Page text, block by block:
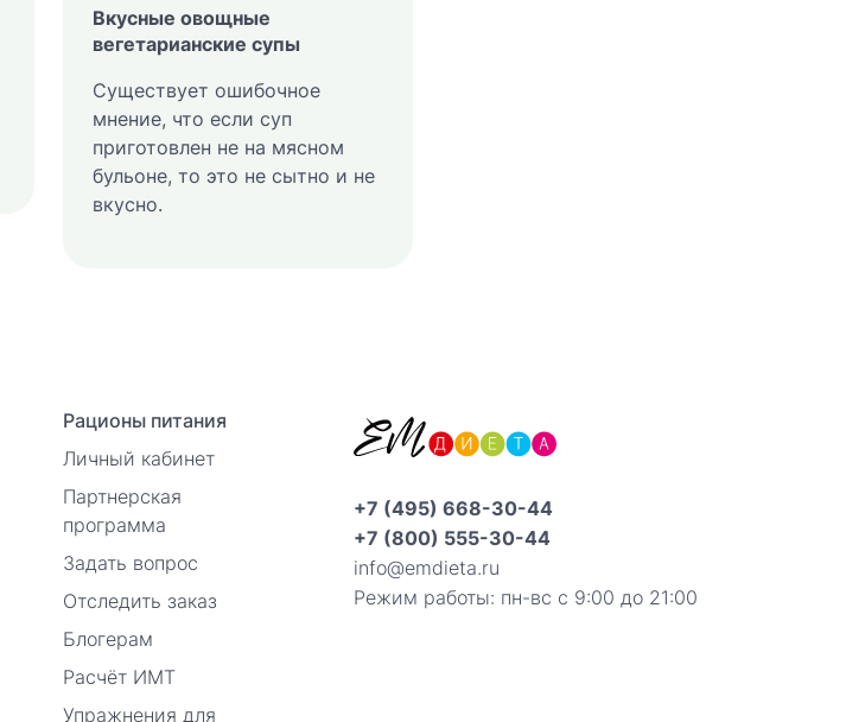
Вкусные овощные
вегетарианские супы
Существует ошибочное
мнение, что если суп
приготовлен не на мясном
бульоне, то это не сытно и не
вкусно.
Рационы питания
Личный кабинет
Партнерская
программа
Задать вопрос
Отследить заказ
Блогерам
Расчёт ИМТ
Упражнения для
+7 (495) 668-30-44
+7 (800) 555-30-44
info@emdieta.ru
Режим работы: пн-вс с 9:00 до 21:00